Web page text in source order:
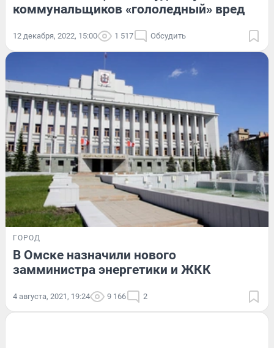
коммунальщиков «гололедный» вред
12 декабря, 2022, 15:00 1 517 Обсудить
ГОРОД
В Омске назначили нового
замминистра энергетики и ЖКК
4 августа, 2021, 19:24 9 166 2